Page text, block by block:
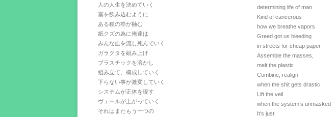
人の人生を決めていく
霧を飲み込むように
ある種の癌が蝕む
紙クズの為に俺達は
みんな血を流し死んでいく
ガラクタを組み上げ
プラスチックを溶かし
組み立て、構成していく
下らない事が激変していく
システムが正体を現す
ヴェールが上がっていく
それはまたもう一つの
determining life of man
Kind of cancerous
how we breathe vapors
Greed got us bleeding
in streets for cheap paper
Assemble the masses,
melt the plastic
Combine, realign
when the shit gets drastic
Lift the veil
when the system’s unmasked
It’s just